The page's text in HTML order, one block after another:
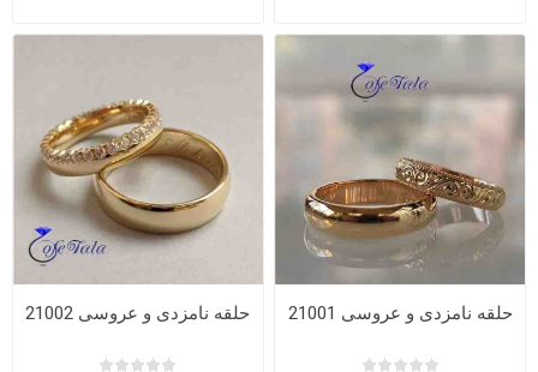
حلقه نامزدی و عروسی 21001 حلقه نامزدی و عروسی 21002